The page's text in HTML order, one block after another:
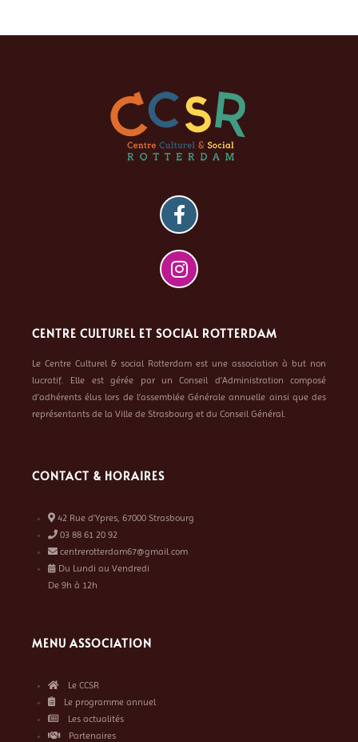
CENTRE CULTUREL ET SOCIAL ROTTERDAM
Le Centre Culturel & social Rotterdam est une association à but non
lucratif. Elle est gérée par un Conseil d’Administration composé
d’adhérents élus lors de l’assemblée Générale annuelle ainsi que des
représentants de la Ville de Strasbourg et du Conseil Général.
CONTACT & HORAIRES
42 Rue d’Ypres, 67000 Strasbourg
03 88 61 20 92
centrerotterdam67@gmail.com
Du Lundi au Vendredi
De 9h à 12h
MENU ASSOCIATION
Le CCSR
Le programme annuel
Les actualités
Partenaires